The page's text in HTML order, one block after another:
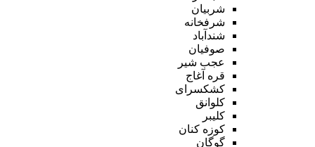
شربیان
شرفخانه
شندآباد
صوفیان
عجب شیر
قره آغاج
کشکسرای
کلوانق
کلیبر
کوزه کنان
گوگان